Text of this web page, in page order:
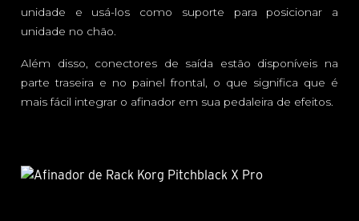
unidade e usá-los como suporte para posicionar a
unidade no chão.
Além disso, conectores de saída estão disponíveis na
parte traseira e no painel frontal, o que significa que é
mais fácil integrar o afinador em sua pedaleira de efeitos.